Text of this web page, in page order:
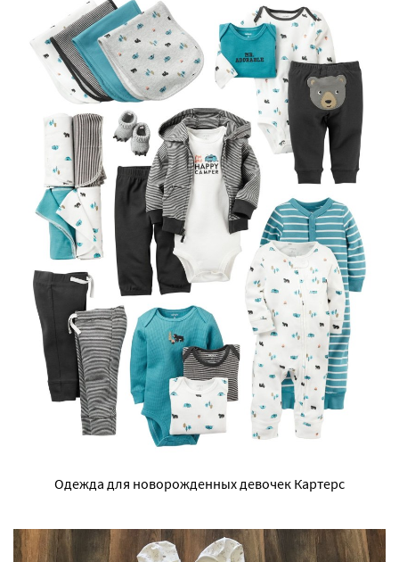
Одежда для новорожденных девочек Картерс